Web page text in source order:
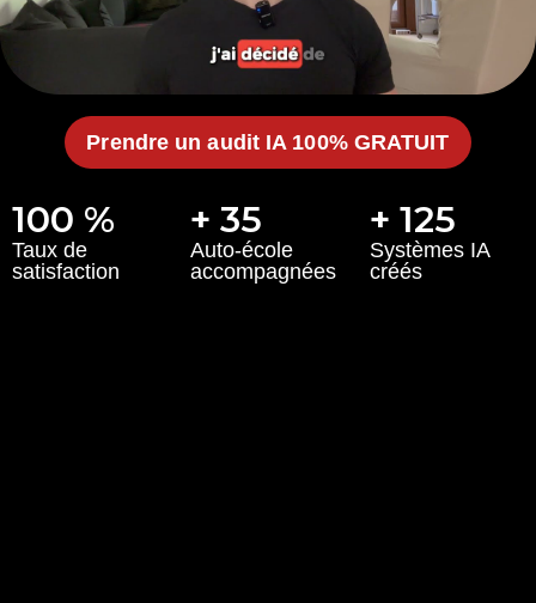
Prendre un audit IA 100% GRATUIT
100 %
Taux de
satisfaction
+ 35
Auto-école
accompagnées
+ 125
Systèmes IA
créés